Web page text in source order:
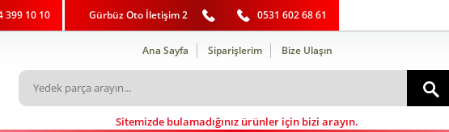
399 10 10 Gürbüz Oto İletişim 2 0531 602 68 61
Ana Sayfa Siparişlerim Bize Ulaşın
Sitemizde bulamadığınız ürünler için bizi arayın.